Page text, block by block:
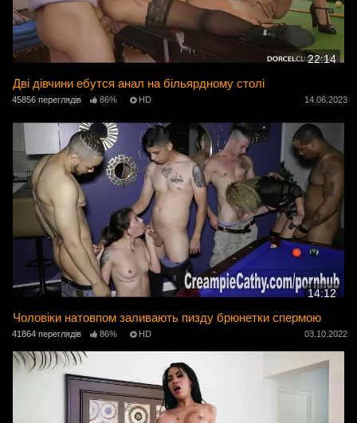
22:14
Дві дівчини ебутся анал на більярдному столі
45856 переглядів 86% HD 14.06.2023
14:12
Чоловіки натовпом заливають пизду брюнетки спермою
41864 переглядів 86% HD 03.10.2022